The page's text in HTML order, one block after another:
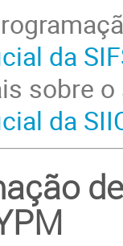
da
sobre
da